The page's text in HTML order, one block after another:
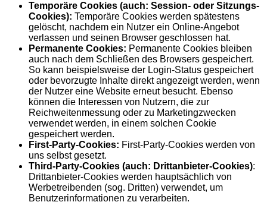
Temporäre Cookies (auch: Session- oder Sitzungs-
Cookies): Temporäre Cookies werden spätestens
gelöscht, nachdem ein Nutzer ein Online-Angebot
verlassen und seinen Browser geschlossen hat.
Permanente Cookies: Permanente Cookies bleiben
auch nach dem Schließen des Browsers gespeichert.
So kann beispielsweise der Login-Status gespeichert
oder bevorzugte Inhalte direkt angezeigt werden, wenn
der Nutzer eine Website erneut besucht. Ebenso
können die Interessen von Nutzern, die zur
Reichweitenmessung oder zu Marketingzwecken
verwendet werden, in einem solchen Cookie
gespeichert werden.
First-Party-Cookies: First-Party-Cookies werden von
uns selbst gesetzt.
Third-Party-Cookies (auch: Drittanbieter-Cookies):
Drittanbieter-Cookies werden hauptsächlich von
Werbetreibenden (sog. Dritten) verwendet, um
Benutzerinformationen zu verarbeiten.